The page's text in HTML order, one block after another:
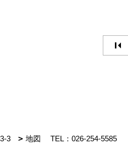
3 地図 TEL： 026-254-5585